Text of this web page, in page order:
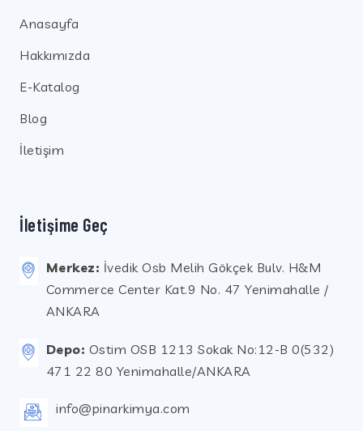
Anasayfa
Hakkımızda
E-Katalog
Blog
İletişim
İletişime Geç
Merkez: İvedik Osb Melih Gökçek Bulv. H&M
Commerce Center Kat.9 No. 47 Yenimahalle /
ANKARA
Depo: Ostim OSB 1213 Sokak No:12-B 0(532)
471 22 80 Yenimahalle/ANKARA
info@pinarkimya.com